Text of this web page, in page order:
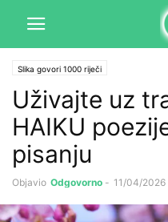
Slika govori 1000 riječi
Uživajte uz
HAIKU
pisanju
Objavio Odgovorno - 11/04/2026